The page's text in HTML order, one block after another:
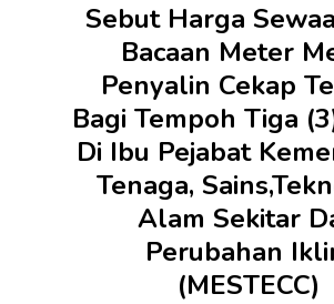
Sebut Harga
Bacaan Meter
Penyalin Cekap
Bagi Tempoh Tiga
Di Ibu Pejabat
Tenaga,
Alam Sekitar
Perubahan
(MESTECC)